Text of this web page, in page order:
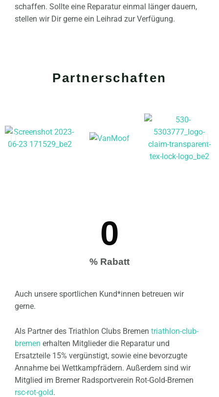
schaffen. Sollte eine Reparatur einmal länger dauern,
stellen wir Dir gerne ein Leihrad zur Verfügung.
Partnerschaften
% Rabatt
0
Auch unsere sportlichen Kund*innen betreuen wir
gerne.
Als Partner des Triathlon Clubs Bremen triathlon-club-
bremen erhalten Mitglieder die Reparatur und
Ersatzteile 15% vergünstigt, sowie eine bevorzugte
Annahme bei Wettkampfrädern. Außerdem sind wir
Mitglied im Bremer Radsportverein Rot-Gold-Bremen
rsc-rot-gold.